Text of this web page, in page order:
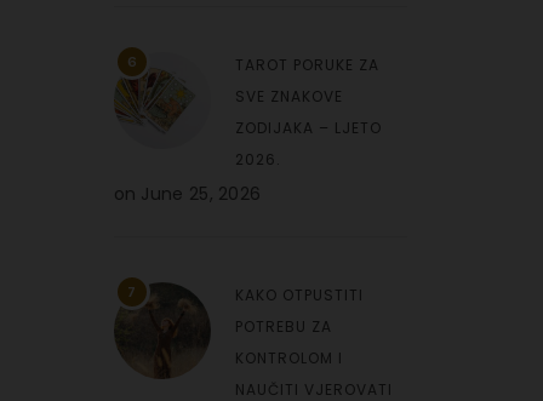
6
TAROT PORUKE ZA
SVE ZNAKOVE
ZODIJAKA – LJETO
2026.
on June 25, 2026
7
KAKO OTPUSTITI
POTREBU ZA
KONTROLOM I
NAUČITI VJEROVATI